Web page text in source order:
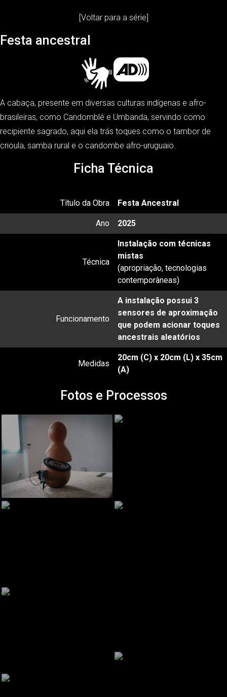
[Voltar para a série]
Festa ancestral
A cabaça, presente em diversas culturas indígenas e afro-
brasileiras, como Candomblé e Umbanda, servindo como
recipiente sagrado, aqui ela trás toques como o tambor de
crioula, samba rural e o candombe afro-uruguaio.
Ficha Técnica
Título da Obra Festa Ancestral
Ano 2025
Técnica
Instalação com técnicas
mistas
(apropriação, tecnologias
contemporâneas)
Funcionamento
A instalação possui 3
sensores de aproximação
que podem acionar toques
ancestrais aleatórios
Medidas
20cm (C) x 20cm (L) x 35cm
(A)
Fotos e Processos